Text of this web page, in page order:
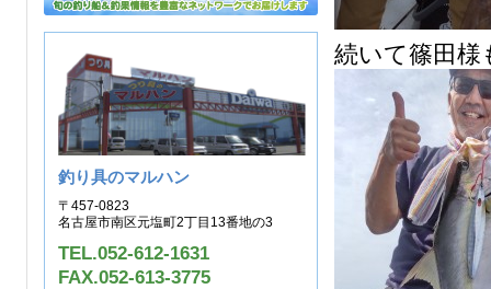
続いて篠田
釣り具のマルハン
〒457-0823
名古屋市南区元塩町2丁目13番地の3
TEL.052-612-1631
FAX.052-613-3775